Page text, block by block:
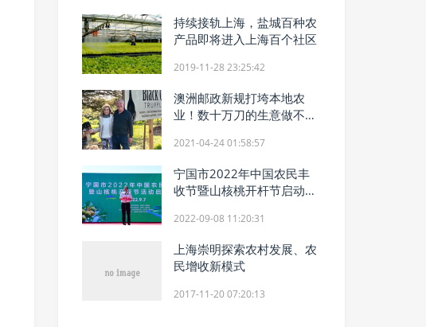
持续接轨上海，盐城百种农
产品即将进入上海百个社区
2019-11-28 23:25:42
澳洲邮政新规打垮本地农
业！数十万刀的生意做不成
2021-04-24 01:58:57
宁国市2022年中国农民丰
收节暨山核桃开杆节启动仪
2022-09-08 11:20:31
上海崇明探索农村发展、农
民增收新模式
2017-11-20 07:20:13